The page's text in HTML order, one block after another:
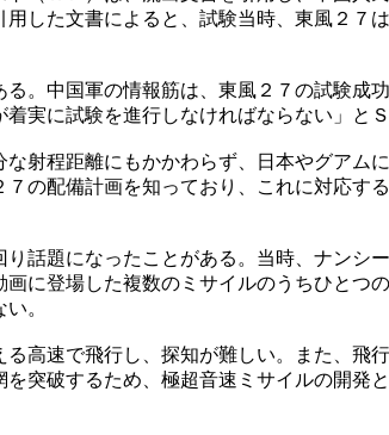
した文書によると、試験当時、東風２７
。中国軍の情報筋は、東風２７の試験成
実に試験を進行しなければならない」とＳ
射程距離にもかかわらず、日本やグアム
の配備計画を知っており、これに対応す
話題になったことがある。当時、ナンシ
に登場した複数のミサイルのうちひとつ
。
高速で飛行し、探知が難しい。また、飛
突破するため、極超音速ミサイルの開発